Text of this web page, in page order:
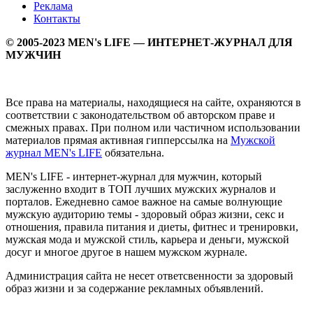
Реклама
Контакты
© 2005-2023 MEN's LIFE — ИНТЕРНЕТ-ЖУРНАЛ ДЛЯ
МУЖЧИН
Все права на материалы, находящиеся на сайте, охраняются в
соответствии с законодательством об авторском праве и
смежных правах. При полном или частичном использовании
материалов прямая активная гипперссылка на Мужской
журнал MEN's LIFE обязательна.
MEN's LIFE - интернет-журнал для мужчин, который
заслуженно входит в ТОП лучших мужских журналов и
порталов. Ежедневно самое важное на самые волнующие
мужскую аудиторию темы - здоровый образ жизни, секс и
отношения, правила питания и диеты, фитнес и тренировки,
мужская мода и мужской стиль, карьера и деньги, мужской
досуг и многое другое в нашем мужском журнале.
Администрация сайта не несет ответсвенности за здоровый
образ жизни и за содержание рекламных объявлений.